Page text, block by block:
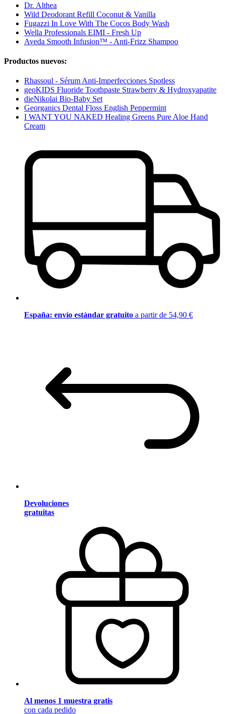
Dr. Althea
Wild Deodorant Refill Coconut & Vanilla
Fugazzi In Love With The Cocos Body Wash
Wella Professionals EIMI - Fresh Up
Aveda Smooth Infusion™ - Anti-Frizz Shampoo
Productos nuevos:
Rhassoul - Sérum Anti-Imperfecciones Spotless
geoKIDS Fluoride Toothpaste Strawberry & Hydroxyapatite
dieNikolai Bio-Baby Set
Georganics Dental Floss English Peppermint
I WANT YOU NAKED Healing Greens Pure Aloe Hand
Cream
España: envío estándar gratuito a partir de 54,90 €
Devoluciones
gratuitas
Al menos 1 muestra gratis
con cada pedido